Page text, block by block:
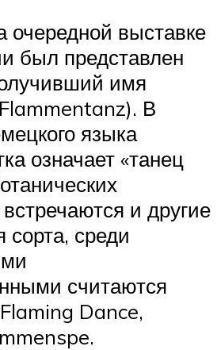
очередной выставке
был представлен
имя
В
языка
означает «танец
и другие
среди
считаются
Dance,